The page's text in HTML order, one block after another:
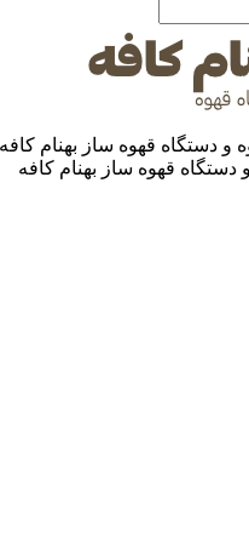
دستگاه قهوه ساز بهنام کافه